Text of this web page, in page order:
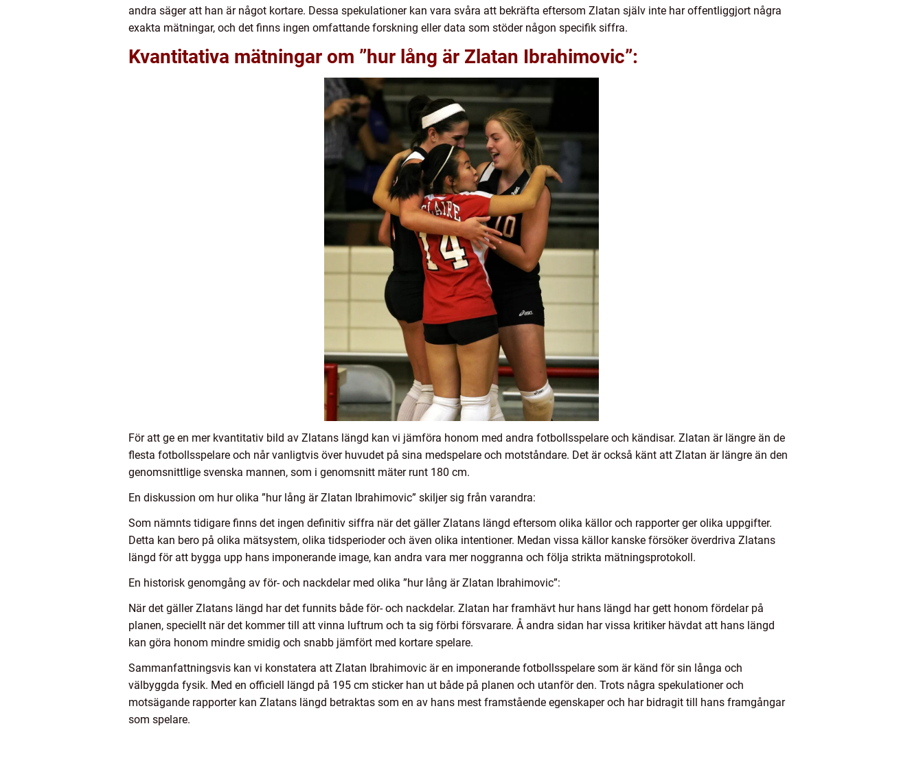
andra säger att han är något kortare. Dessa spekulationer kan vara svåra att bekräfta eftersom Zlatan själv inte har offentliggjort några
exakta mätningar, och det finns ingen omfattande forskning eller data som stöder någon specifik siffra.
Kvantitativa mätningar om ”hur lång är Zlatan Ibrahimovic”:
För att ge en mer kvantitativ bild av Zlatans längd kan vi jämföra honom med andra fotbollsspelare och kändisar. Zlatan är längre än de
flesta fotbollsspelare och når vanligtvis över huvudet på sina medspelare och motståndare. Det är också känt att Zlatan är längre än den
genomsnittlige svenska mannen, som i genomsnitt mäter runt 180 cm.
En diskussion om hur olika ”hur lång är Zlatan Ibrahimovic” skiljer sig från varandra:
Som nämnts tidigare finns det ingen definitiv siffra när det gäller Zlatans längd eftersom olika källor och rapporter ger olika uppgifter.
Detta kan bero på olika mätsystem, olika tidsperioder och även olika intentioner. Medan vissa källor kanske försöker överdriva Zlatans
längd för att bygga upp hans imponerande image, kan andra vara mer noggranna och följa strikta mätningsprotokoll.
En historisk genomgång av för- och nackdelar med olika ”hur lång är Zlatan Ibrahimovic”:
När det gäller Zlatans längd har det funnits både för- och nackdelar. Zlatan har framhävt hur hans längd har gett honom fördelar på
planen, speciellt när det kommer till att vinna luftrum och ta sig förbi försvarare. Å andra sidan har vissa kritiker hävdat att hans längd
kan göra honom mindre smidig och snabb jämfört med kortare spelare.
Sammanfattningsvis kan vi konstatera att Zlatan Ibrahimovic är en imponerande fotbollsspelare som är känd för sin långa och
välbyggda fysik. Med en officiell längd på 195 cm sticker han ut både på planen och utanför den. Trots några spekulationer och
motsägande rapporter kan Zlatans längd betraktas som en av hans mest framstående egenskaper och har bidragit till hans framgångar
som spelare.